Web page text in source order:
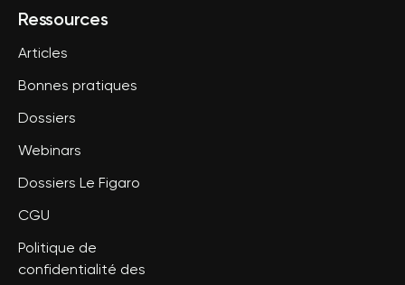
Ressources
Articles
Bonnes pratiques
Dossiers
Webinars
Dossiers Le Figaro
CGU
Politique de
confidentialité des